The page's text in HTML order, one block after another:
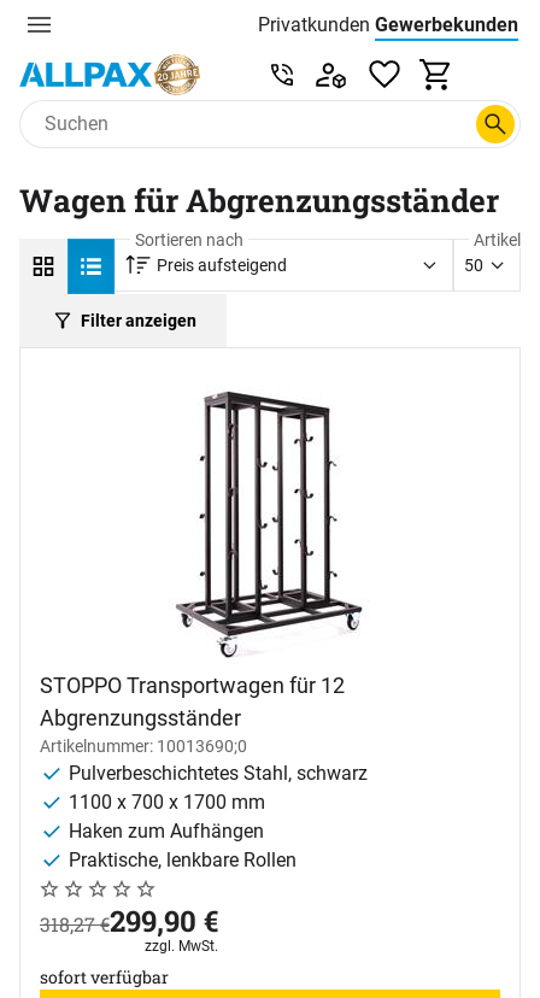
Menu Privatkunden Preisliste:
Gewerbekunden
Zum Hauptinhalt springen
Service & Beratung unter
Wagen für Abgrenzungsständer
Filter anzeigen
Sortieren nach
Preis aufsteigend
Artikel
50
STOPPO Transportwagen für 12
Abgrenzungsständer
Artikelnummer: 10013690;0
Pulverbeschichtetes Stahl, schwarz
1100 x 700 x 1700 mm
Haken zum Aufhängen
Praktische, lenkbare Rollen
Noch keine Bewertungen abgegeben
0 Bewertungen
statt:
318,27€jetzt:
299,90 €
Steuerhinweis:
zzgl. MwSt.
sofort verfügbar